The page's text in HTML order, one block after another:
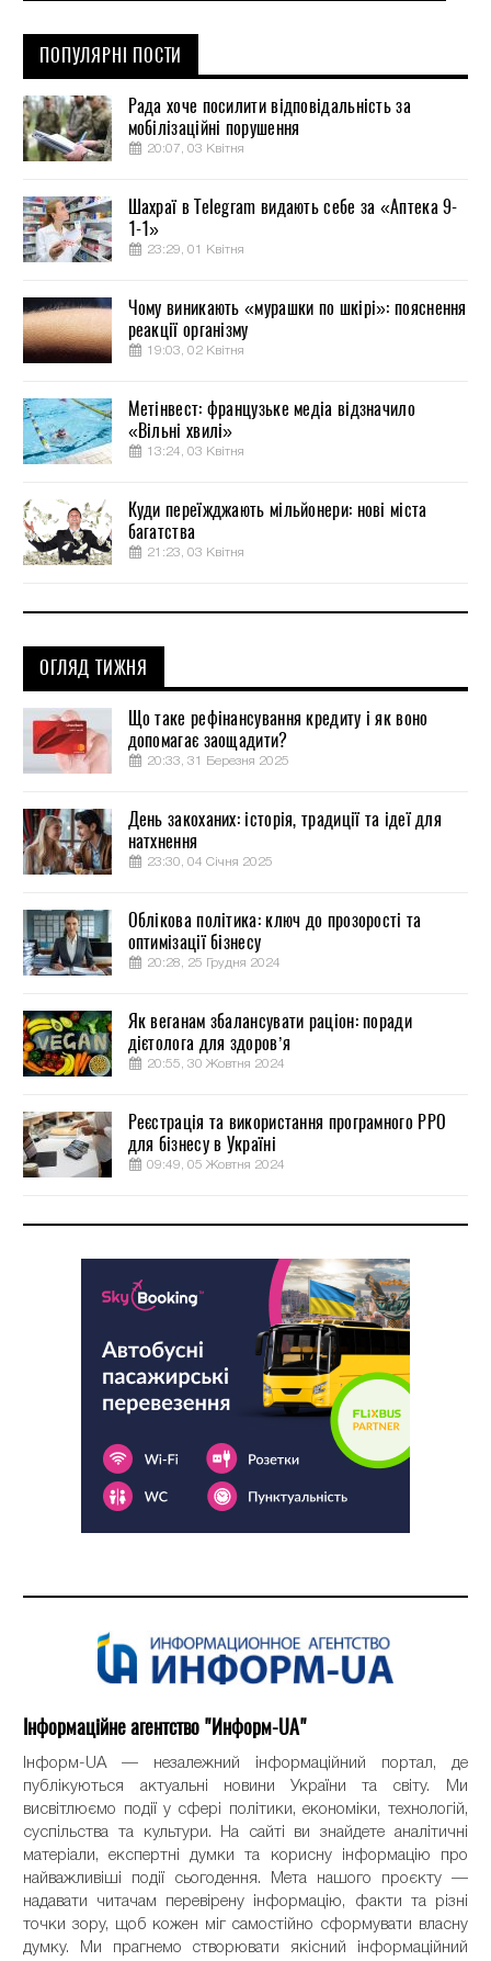
ПОПУЛЯРНІ ПОСТИ
Рада хоче посилити відповідальність за
мобілізаційні порушення
20:07, 03 Квітня
Шахраї в Telegram видають себе за «Аптека 9-
1-1»
23:29, 01 Квітня
Чому виникають «мурашки по шкірі»: пояснення
реакції організму
19:03, 02 Квітня
Метінвест: французьке медіа відзначило
«Вільні хвилі»
13:24, 03 Квітня
Куди переїжджають мільйонери: нові міста
багатства
21:23, 03 Квітня
ОГЛЯД ТИЖНЯ
Що таке рефінансування кредиту і як воно
допомагає заощадити?
20:33, 31 Березня 2025
День закоханих: історія, традиції та ідеї для
натхнення
23:30, 04 Січня 2025
Облікова політика: ключ до прозорості та
оптимізації бізнесу
20:28, 25 Грудня 2024
Як веганам збалансувати раціон: поради
дієтолога для здоров’я
20:55, 30 Жовтня 2024
Реєстрація та використання програмного РРО
для бізнесу в Україні
09:49, 05 Жовтня 2024
Інформаційне агентство "Информ-UA"
Інформ-UA — незалежний інформаційний портал, де
публікуються актуальні новини України та світу. Ми
висвітлюємо події у сфері політики, економіки, технологій,
суспільства та культури. На сайті ви знайдете аналітичні
матеріали, експертні думки та корисну інформацію про
найважливіші події сьогодення. Мета нашого проєкту —
надавати читачам перевірену інформацію, факти та різні
точки зору, щоб кожен міг самостійно сформувати власну
думку. Ми прагнемо створювати якісний інформаційний